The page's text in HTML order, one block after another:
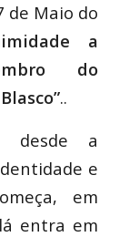
de Maio do
a
do
..
desde a
e
em
entra em